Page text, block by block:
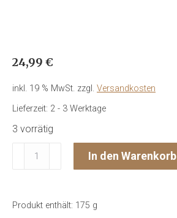
24,99 €
inkl. 19 % MwSt. zzgl. Versandkosten
Lieferzeit: 2 - 3 Werktage
3 vorrätig
Active
KNOCHEN
In den Warenkorb
Produkt enthält: 175 g